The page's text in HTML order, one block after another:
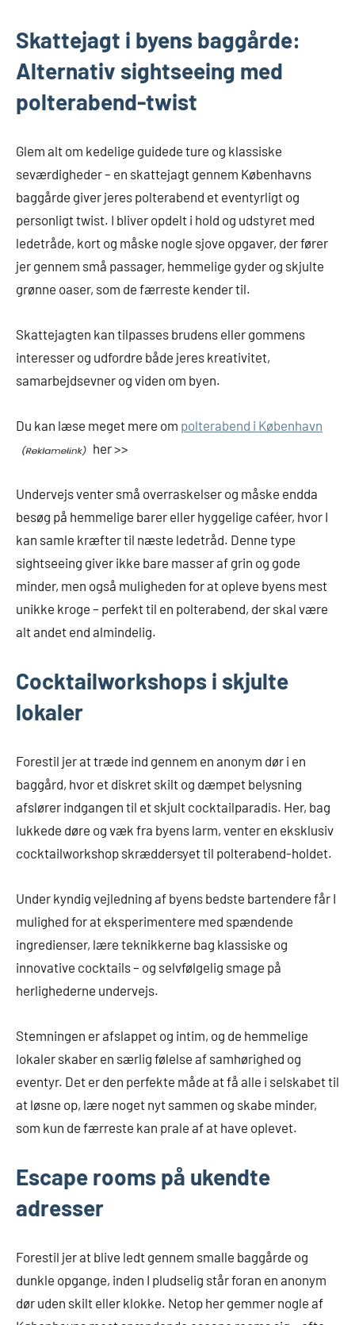
Skattejagt i byens baggårde:
Alternativ sightseeing med
polterabend-twist
Glem alt om kedelige guidede ture og klassiske
seværdigheder – en skattejagt gennem Københavns
baggårde giver jeres polterabend et eventyrligt og
personligt twist. I bliver opdelt i hold og udstyret med
ledetråde, kort og måske nogle sjove opgaver, der fører
jer gennem små passager, hemmelige gyder og skjulte
grønne oaser, som de færreste kender til.
Skattejagten kan tilpasses brudens eller gommens
interesser og udfordre både jeres kreativitet,
samarbejdsevner og viden om byen.
Du kan læse meget mere om polterabend i København
her >>
Undervejs venter små overraskelser og måske endda
besøg på hemmelige barer eller hyggelige caféer, hvor I
kan samle kræfter til næste ledetråd. Denne type
sightseeing giver ikke bare masser af grin og gode
minder, men også muligheden for at opleve byens mest
unikke kroge – perfekt til en polterabend, der skal være
alt andet end almindelig.
Cocktailworkshops i skjulte
lokaler
Forestil jer at træde ind gennem en anonym dør i en
baggård, hvor et diskret skilt og dæmpet belysning
afslører indgangen til et skjult cocktailparadis. Her, bag
lukkede døre og væk fra byens larm, venter en eksklusiv
cocktailworkshop skræddersyet til polterabend-holdet.
Under kyndig vejledning af byens bedste bartendere får I
mulighed for at eksperimentere med spændende
ingredienser, lære teknikkerne bag klassiske og
innovative cocktails – og selvfølgelig smage på
herlighederne undervejs.
Stemningen er afslappet og intim, og de hemmelige
lokaler skaber en særlig følelse af samhørighed og
eventyr. Det er den perfekte måde at få alle i selskabet til
at løsne op, lære noget nyt sammen og skabe minder,
som kun de færreste kan prale af at have oplevet.
Escape rooms på ukendte
adresser
Forestil jer at blive ledt gennem smalle baggårde og
dunkle opgange, inden I pludselig står foran en anonym
dør uden skilt eller klokke. Netop her gemmer nogle af